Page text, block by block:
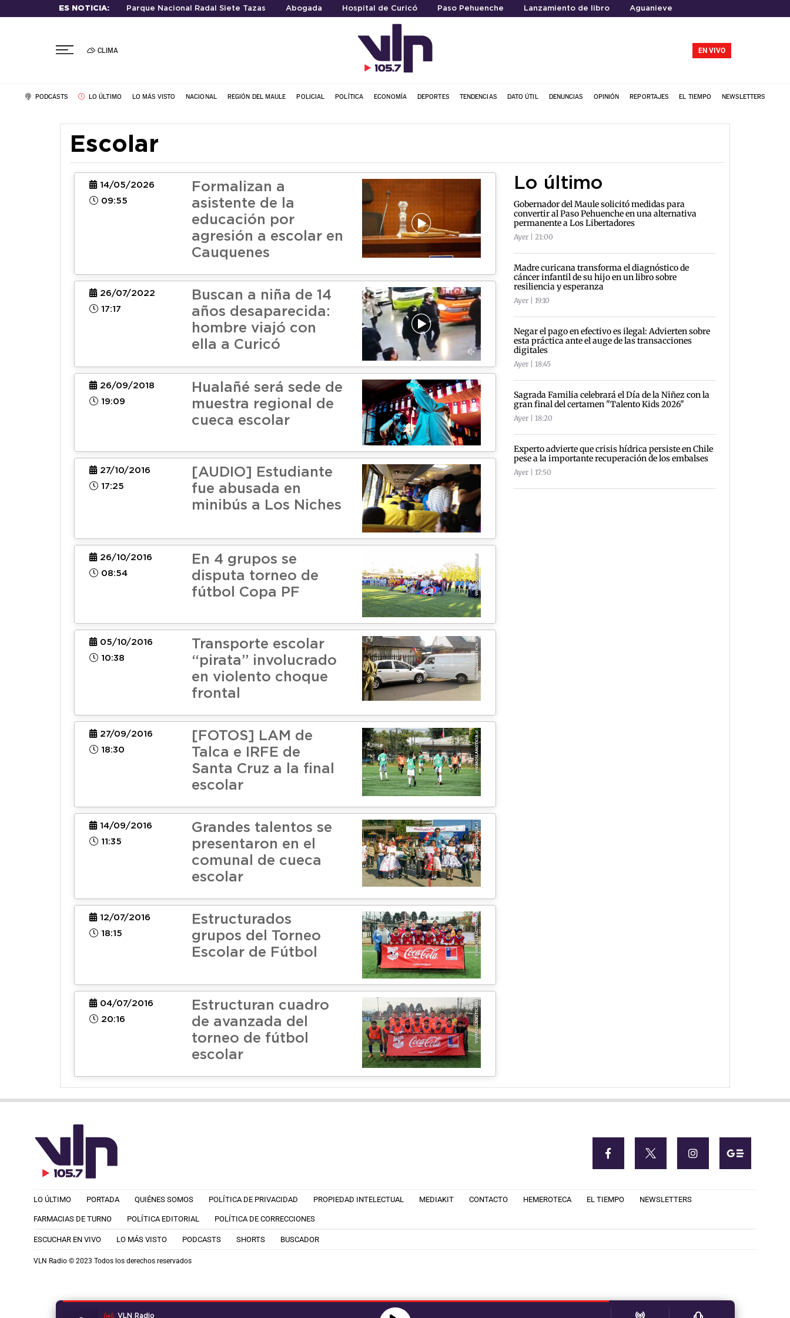
ES NOTICIA: Parque Nacional Radal Siete Tazas Abogada Hospital de Curicó Paso Pehuenche Lanzamiento de libro Aguanieve
CLIMA EN VIVO
PODCASTS LO ÚLTIMO LO MÁS VISTO NACIONAL REGIÓN DEL MAULE POLICIAL POLÍTICA ECONOMÍA DEPORTES TENDENCIAS DATO ÚTIL DENUNCIAS OPINIÓN REPORTAJES EL TIEMPO NEWSLETTERS
Escolar
14/05/2026
09:55
Formalizan a
asistente de la
educación por
agresión a escolar en
Cauquenes
26/07/2022
17:17
Buscan a niña de 14
años desaparecida:
hombre viajó con
ella a Curicó
26/09/2018
19:09
Hualañé será sede de
muestra regional de
cueca escolar
27/10/2016
17:25
[AUDIO] Estudiante
fue abusada en
minibús a Los Niches
26/10/2016
08:54
En 4 grupos se
disputa torneo de
fútbol Copa PF
05/10/2016
10:38
Transporte escolar
“pirata” involucrado
en violento choque
frontal
27/09/2016
18:30
[FOTOS] LAM de
Talca e IRFE de
Santa Cruz a la final
escolar
14/09/2016
11:35
Grandes talentos se
presentaron en el
comunal de cueca
escolar
12/07/2016
18:15
Estructurados
grupos del Torneo
Escolar de Fútbol
04/07/2016
20:16
Estructuran cuadro
de avanzada del
torneo de fútbol
escolar
Lo último
Gobernador del Maule solicitó medidas para
convertir al Paso Pehuenche en una alternativa
permanente a Los Libertadores
Ayer | 21:00
Madre curicana transforma el diagnóstico de
cáncer infantil de su hijo en un libro sobre
resiliencia y esperanza
Ayer | 19:10
Negar el pago en efectivo es ilegal: Advierten sobre
esta práctica ante el auge de las transacciones
digitales
Ayer | 18:45
Sagrada Familia celebrará el Día de la Niñez con la
gran final del certamen "Talento Kids 2026"
Ayer | 18:20
Experto advierte que crisis hídrica persiste en Chile
pese a la importante recuperación de los embalses
Ayer | 17:50
VLN Radio
LO ÚLTIMO PORTADA QUIÉNES SOMOS POLÍTICA DE PRIVACIDAD PROPIEDAD INTELECTUAL MEDIAKIT CONTACTO HEMEROTECA EL TIEMPO NEWSLETTERS
FARMACIAS DE TURNO POLÍTICA EDITORIAL POLÍTICA DE CORRECCIONES
ESCUCHAR EN VIVO LO MÁS VISTO PODCASTS SHORTS BUSCADOR
VLN Radio © 2023 Todos los derechos reservados